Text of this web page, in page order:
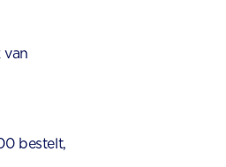
van
bestelt,